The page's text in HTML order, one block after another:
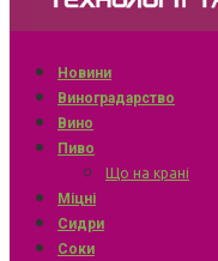
Новини
Виноградарство
Вино
Пиво
Що на крані
Міцні
Сидри
Соки